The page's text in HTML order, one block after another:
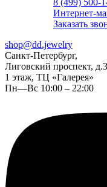
8 (499) 500-
Интернет-
Заказать
shop@dd.jewelry
Санкт-Петербург,
Лиговский проспект,
1 этаж, ТЦ «Галерея»
Пн—Вс 10:00 – 22:00